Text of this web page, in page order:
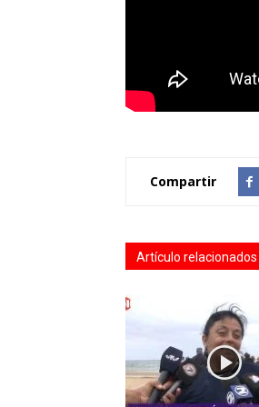
Compartir
Artículo relacionados